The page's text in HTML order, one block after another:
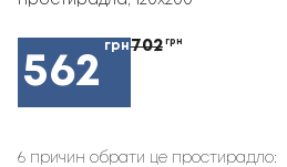
562
грн702 грн
6 причин обрати це простирадло: